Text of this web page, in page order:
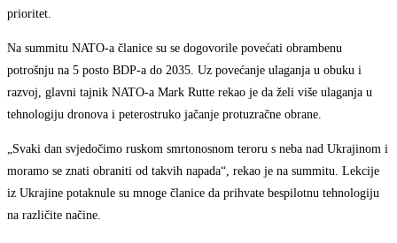
prioritet.
Na summitu NATO-a članice su se dogovorile povećati obrambenu
potrošnju na 5 posto BDP-a do 2035. Uz povećanje ulaganja u obuku i
razvoj, glavni tajnik NATO-a Mark Rutte rekao je da želi više ulaganja u
tehnologiju dronova i peterostruko jačanje protuzračne obrane.
„Svaki dan svjedočimo ruskom smrtonosnom teroru s neba nad Ukrajinom i
moramo se znati obraniti od takvih napada“, rekao je na summitu. Lekcije
iz Ukrajine potaknule su mnoge članice da prihvate bespilotnu tehnologiju
na različite načine.